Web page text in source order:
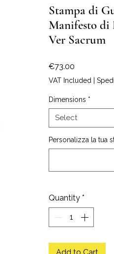
Stampa di
Manifesto
Ver Sacrum
€73.00
VAT Included
Dimensions *
Select
Personalizza la tua
Quantity *